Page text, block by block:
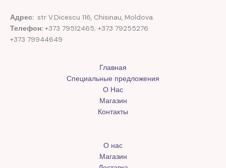
Адрес: str V.Dicescu 116, Chisinau, Moldova.
Телефон: +373 79512465; +373 79255276
+373 79944649
Главная
Специальные предложения
О Нас
Магазин
Контакты
О нас
Магазин